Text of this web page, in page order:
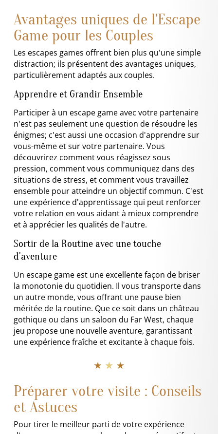
Avantages uniques de l'Escape
Game pour les Couples
Les escapes games offrent bien plus qu'une simple
distraction; ils présentent des avantages uniques,
particulièrement adaptés aux couples.
Apprendre et Grandir Ensemble
Participer à un escape game avec votre partenaire
n'est pas seulement une question de résoudre les
énigmes; c'est aussi une occasion d'apprendre sur
vous-même et sur votre partenaire. Vous
découvrirez comment vous réagissez sous
pression, comment vous communiquez dans des
situations de stress, et comment vous travaillez
ensemble pour atteindre un objectif commun. C'est
une expérience d'apprentissage qui peut renforcer
votre relation en vous aidant à mieux comprendre
et à apprécier les qualités de l'autre.
Sortir de la Routine avec une touche
d'aventure
Un escape game est une excellente façon de briser
la monotonie du quotidien. Il vous transporte dans
un autre monde, vous offrant une pause bien
méritée de la routine. Que ce soit dans un château
gothique ou dans un saloon du Far West, chaque
jeu propose une nouvelle aventure, garantissant
une expérience fraîche et excitante à chaque fois.
★ ★ ★
Préparer votre visite : Conseils
et Astuces
Pour tirer le meilleur parti de votre expérience